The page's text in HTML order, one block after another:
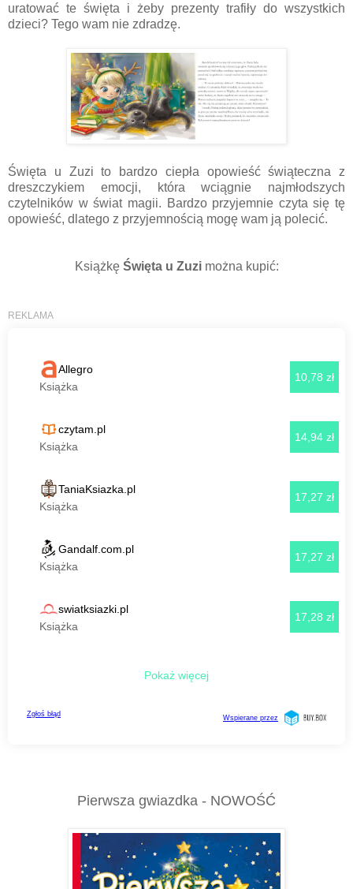
uratować te święta i żeby prezenty trafiły do wszystkich
dzieci? Tego wam nie zdradzę.
Święta u Zuzi to bardzo ciepła opowieść świąteczna z
dreszczykiem emocji, która wciągnie najmłodszych
czytelników w świat magii. Bardzo przyjemnie czyta się tę
opowieść, dlatego z przyjemnością mogę wam ją polecić.
Książkę Święta u Zuzimożna kupić:
Pierwsza gwiazdka - NOWOŚĆ